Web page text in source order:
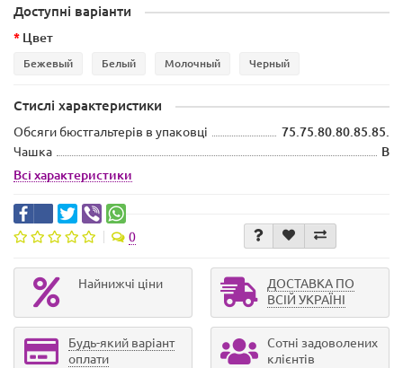
Доступні варіанти
Цвет
Бежевый Белый Молочный Черный
Стислі характеристики
Обсяги бюстгальтерів в упаковці
75.75.80.80.85.85.
Чашка
B
Всі характеристики
0
Найнижчі ціни
ДОСТАВКА ПО
ВСІЙ УКРАЇНІ
Будь-який варіант
оплати
Сотні задоволених
клієнтів